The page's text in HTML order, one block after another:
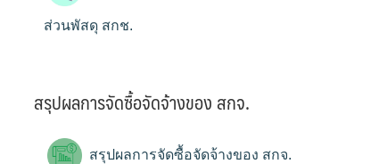
ส่วนพัสดุ สกช.
สรุปผลการจัดซื้อจัดจ้างของ สกจ.
สรุปผลการจัดซื้อจัดจ้างของ สกจ.